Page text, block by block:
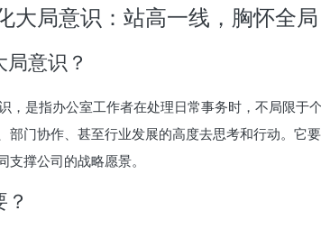
大局意识：站高一线，胸怀全局
意识？
，是指办公室工作者在处理日常事务时，不局限于
部门协作、甚至行业发展的高度去思考和行动。它
支撑公司的战略愿景。